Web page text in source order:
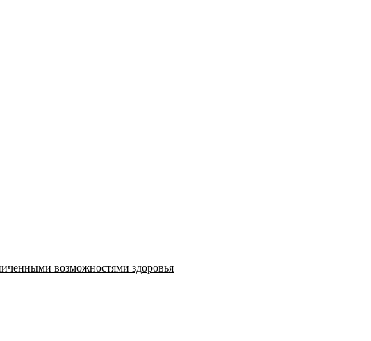
возможностями здоровья